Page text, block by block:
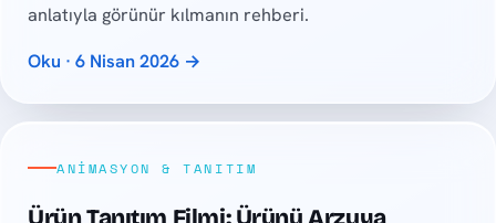
anlatıyla görünür kılmanın rehberi.
Oku · 6 Nisan 2026 →
ANIMASYON & TANITIM